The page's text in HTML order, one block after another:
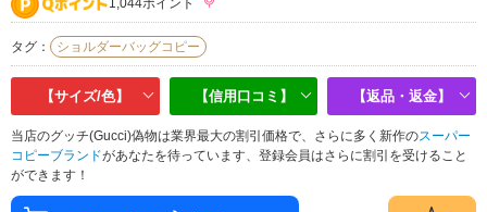
1,044ポイント
タグ： ショルダーバッグコピー
【サイズ/色】 【信用口コミ】 【返品・返金】
当店のグッチ(Gucci)偽物は業界最大の割引価格で、さらに多く新作のスーパー
コピーブランドがあなたを待っています、登録会員はさらに割引を受けること
ができます！